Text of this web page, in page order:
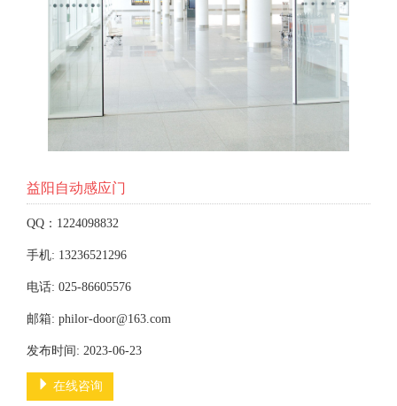
益阳自动感应门
QQ：1224098832
手机: 13236521296
电话: 025-86605576
邮箱: philor-door@163.com
发布时间: 2023-06-23
在线咨询